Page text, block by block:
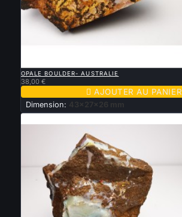
OPALE BOULDER- AUSTRALIE
38,00 €
 AJOUTER AU PANIER
Dimension: 43x27x26 mm